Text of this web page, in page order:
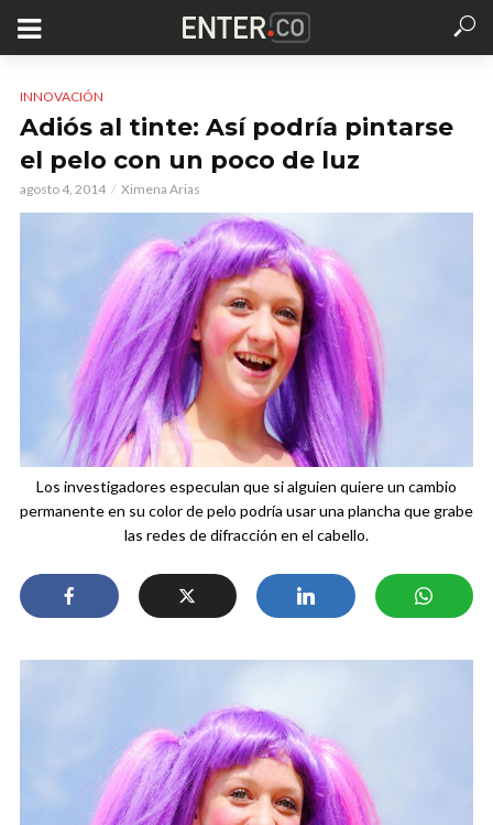
INNOVACIÓN
Adiós al tinte: Así podría pintarse
el pelo con un poco de luz
agosto 4, 2014 Ximena Arias
Los investigadores especulan que si alguien quiere un cambio
permanente en su color de pelo podría usar una plancha que grabe
las redes de difracción en el cabello.